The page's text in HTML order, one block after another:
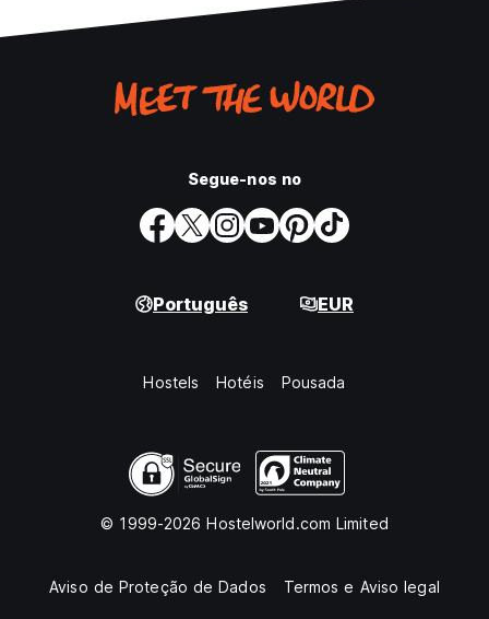
Segue-nos no
Português EUR
Hostels Hotéis Pousada
© 1999-2026 Hostelworld.com Limited
Aviso de Proteção de Dados Termos e Aviso legal